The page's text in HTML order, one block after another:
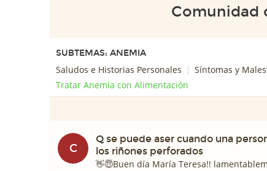
Comunidad
SUBTEMAS: ANEMIA
Saludos e Historias Personales Síntomas y
Tratar Anemia con Alimentación
C
Q se puede aser cuando una
los riñones perforados
👋😇Buen día María Teresa!!